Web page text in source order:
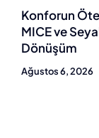
Konforun
MICE ve
Dönüşüm
Ağustos 6, 2026